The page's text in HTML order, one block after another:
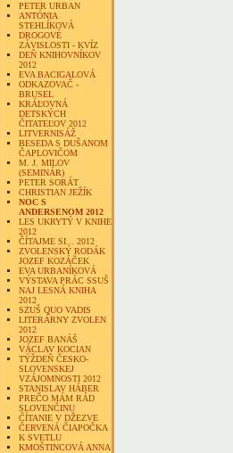
PETER URBAN
ANTÓNIA
STEHLÍKOVÁ
DROGOVÉ
ZÁVISLOSTI - KVÍZ
DEŇ KNIHOVNÍKOV
2012
EVA BACIGALOVÁ
ODKAZOVAČ -
BRUSEL
KRÁĽOVNÁ
DETSKÝCH
ČITATEĽOV 2012
LITVERNISÁŽ
BESEDA S DUŠANOM
ČAPLOVIČOM
M. J. MILOV
(SEMINÁR)
PETER SORÁT
CHRISTIAN JEŽÍK
NOC S
ANDERSENOM 2012
LES UKRYTÝ V KNIHE
2012
ČÍTAJME SI... 2012
ZVOLENSKÝ RODÁK
JOZEF KOZÁČEK
EVA URBANÍKOVÁ
VÝSTAVA PRÁC SSUŠ
NAJ LESNÁ KNIHA
2012
SZUŠ QUO VADIS
LITERÁRNY ZVOLEN
2012
JOZEF BANÁŠ
VÁCLAV KOCIAN
TÝŽDEŇ ČESKO-
SLOVENSKEJ
VZÁJOMNOSTI 2012
STANISLAV HÁBER
PREČO MÁM RÁD
SLOVENČINU
ČÍTANIE V DŽEZVE
ČERVENÁ ČIAPOČKA
K SVETLU
KMOŠTINCOVÁ ANNA